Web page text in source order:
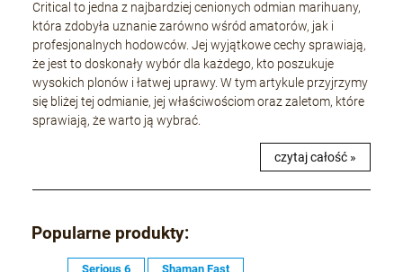
Critical to jedna z najbardziej cenionych odmian marihuany,
która zdobyła uznanie zarówno wśród amatorów, jak i
profesjonalnych hodowców. Jej wyjątkowe cechy sprawiają,
że jest to doskonały wybór dla każdego, kto poszukuje
wysokich plonów i łatwej uprawy. W tym artykule przyjrzymy
się bliżej tej odmianie, jej właściwościom oraz zaletom, które
sprawiają, że warto ją wybrać.
czytaj całość »
Popularne produkty:
Serious 6
Shaman Fast